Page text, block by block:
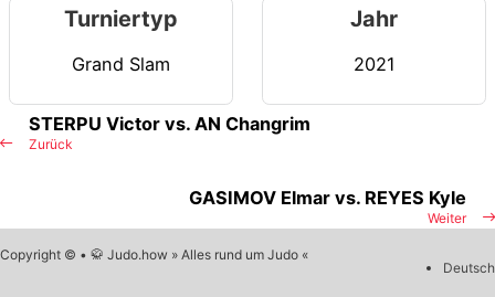
Turniertyp
Grand Slam
Jahr
2021
Zurück
STERPU Victor vs. AN Changrim
Weiter
GASIMOV Elmar vs. REYES Kyle
Copyright © • 🥋 Judo.how » Alles rund um Judo «
Deutsch